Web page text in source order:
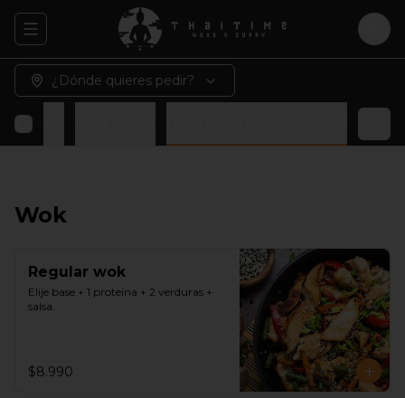
Abrir menu de navegación
¿Dónde quieres pedir?
Wok
Regular wok
Elije base + 1 proteína + 2 verduras +
salsa.
$8.990